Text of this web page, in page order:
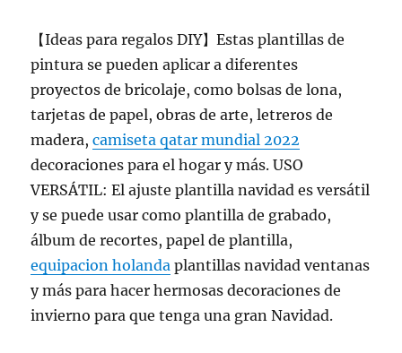
【Ideas para regalos DIY】Estas plantillas de
pintura se pueden aplicar a diferentes
proyectos de bricolaje, como bolsas de lona,
tarjetas de papel, obras de arte, letreros de
madera,camiseta qatar mundial 2022
decoraciones para el hogar y más. USO
VERSÁTIL: El ajuste plantilla navidad es versátil
y se puede usar como plantilla de grabado,
álbum de recortes, papel de plantilla,
equipacion holanda plantillas navidad ventanas
y más para hacer hermosas decoraciones de
invierno para que tenga una gran Navidad.